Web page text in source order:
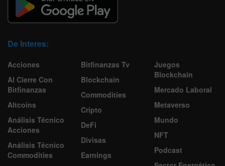
De Interes:
Acciones
Al Cierre Con
Bitfinanzas
Altcoins
Análisis Técnico
Acciones
Análisis Técnico
Commodities
Bitfinanzas Tv
Blockchain
Commodities
Cripto
DeFi
Divisas
Earnings
Juegos
Blockchain
Mercado Laboral
Metaverso
Mundo
NFT
Podcast